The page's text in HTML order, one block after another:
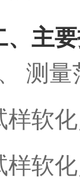
、主
测量
样软
样软